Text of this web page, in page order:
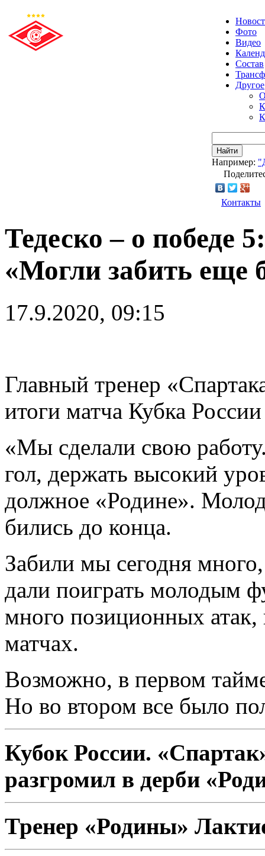
Фото
Видео
Состав
Другое
Найти
Например:
Контакты
Тедеско – о победе
«Могли забить ещe
17.9.2020, 09:15
Главный тренер
итоги матча Кубка
«Мы сделали свою
гол, держать высокий
должное «Родине».
бились до конца.
Забили мы сегодня
дали поиграть молодым
много позиционных
матчах.
Возможно, в первом
Но во втором всe было
Кубок России.
разгромил в дерби
Тренер «Родины»